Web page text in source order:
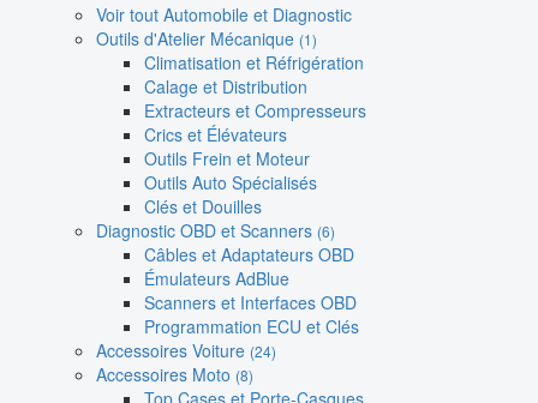
Voir tout Automobile et Diagnostic
Outils d'Atelier Mécanique (1)
Climatisation et Réfrigération
Calage et Distribution
Extracteurs et Compresseurs
Crics et Élévateurs
Outils Frein et Moteur
Outils Auto Spécialisés
Clés et Douilles
Diagnostic OBD et Scanners (6)
Câbles et Adaptateurs OBD
Émulateurs AdBlue
Scanners et Interfaces OBD
Programmation ECU et Clés
Accessoires Voiture (24)
Accessoires Moto (8)
Top Cases et Porte-Casques